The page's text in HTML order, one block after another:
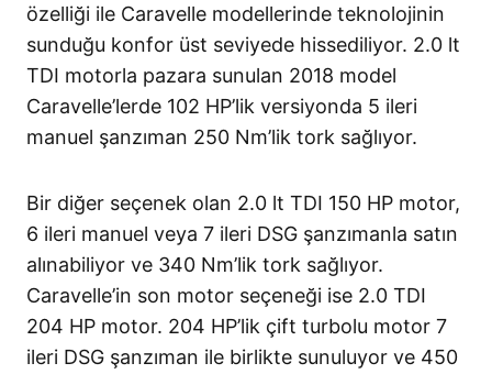
özelliği ile Caravelle modellerinde teknolojinin
sunduğu konfor üst seviyede hissediliyor. 2.0 lt
TDI motorla pazara sunulan 2018 model
Caravelle’lerde 102 HP’lik versiyonda 5 ileri
manuel şanzıman 250 Nm’lik tork sağlıyor.
Bir diğer seçenek olan 2.0 lt TDI 150 HP motor,
6 ileri manuel veya 7 ileri DSG şanzımanla satın
alınabiliyor ve 340 Nm’lik tork sağlıyor.
Caravelle’in son motor seçeneği ise 2.0 TDI
204 HP motor. 204 HP’lik çift turbolu motor 7
ileri DSG şanzıman ile birlikte sunuluyor ve 450